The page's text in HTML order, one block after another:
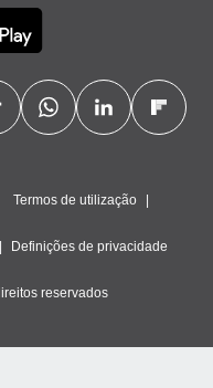
Termos de utilização
Definições de privacidade
reservados